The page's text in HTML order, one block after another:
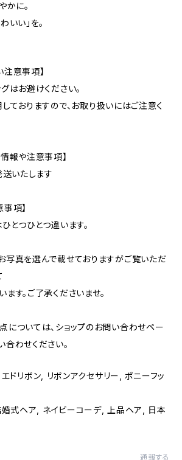
かに。
いい」を。
注意事項】
はお避けください。
ておりますので、お取り扱いにはご注意く
報や注意事項】
いたします
項】
とつひとつ違います。
写真を選んで載せておりますがご覧いただ
す。ご了承くださいませ。
については、ショップのお問い合わせペー
わせください。
ドリボン, リボンアクセサリー, ポニーフッ
婚式ヘア, ネイビーコーデ, 上品ヘア, 日本
通報する